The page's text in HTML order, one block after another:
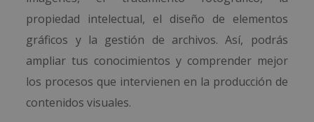
propiedad intelectual, el diseño de elementos
gráficos y la gestión de archivos. Así, podrás
ampliar tus conocimientos y comprender mejor
los procesos que intervienen en la producción de
contenidos visuales.